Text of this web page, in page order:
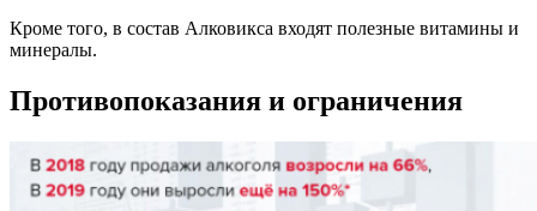
Кроме того, в состав Алковикса входят полезные витамины и
минералы.
Противопоказания и ограничения